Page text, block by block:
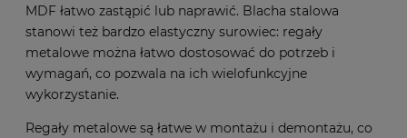
MDF łatwo zastąpić lub naprawić. Blacha stalowa
stanowi też bardzo elastyczny surowiec: regały
metalowe można łatwo dostosować do potrzeb i
wymagań, co pozwala na ich wielofunkcyjne
wykorzystanie.
Regały metalowe są łatwe w montażu i demontażu, co